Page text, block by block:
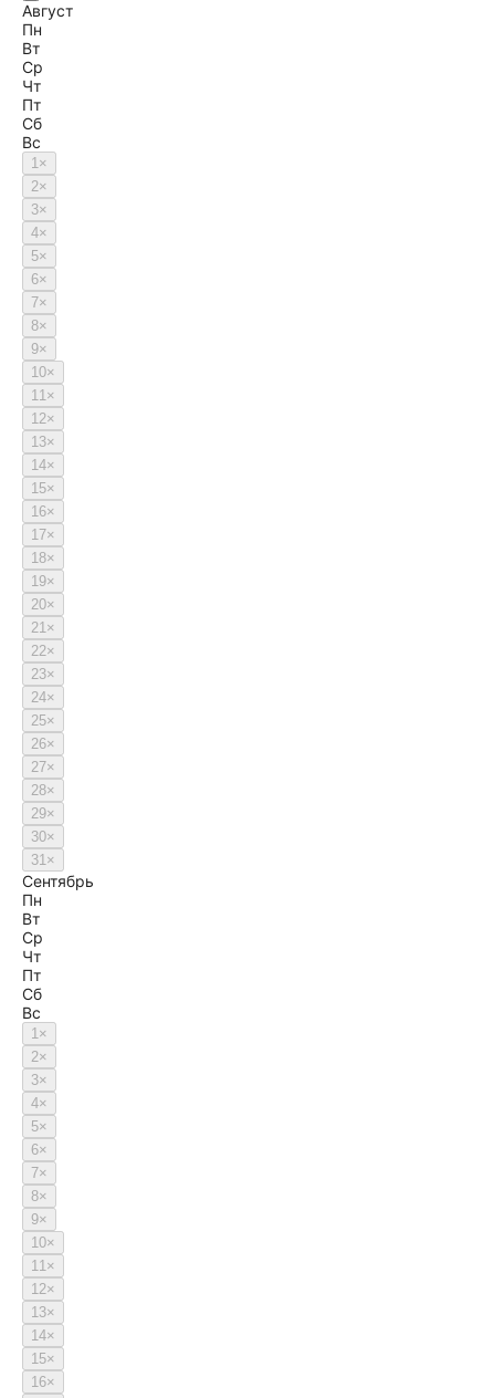
Август
Пн
Вт
Ср
Чт
Пт
Сб
Вс
1×
2×
3×
4×
5×
6×
7×
8×
9×
10×
11×
12×
13×
14×
15×
16×
17×
18×
19×
20×
21×
22×
23×
24×
25×
26×
27×
28×
29×
30×
31×
Сентябрь
Пн
Вт
Ср
Чт
Пт
Сб
Вс
1×
2×
3×
4×
5×
6×
7×
8×
9×
10×
11×
12×
13×
14×
15×
16×